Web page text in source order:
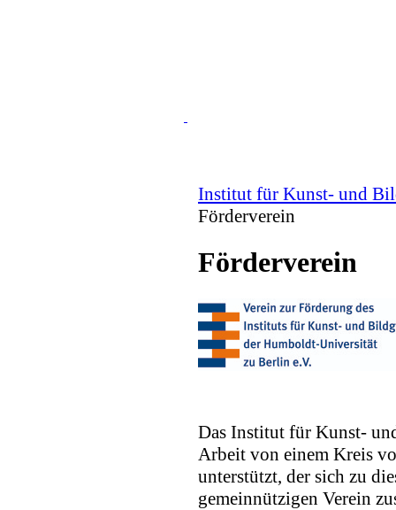
Institut für Kunst- und
Förderverein
Förderverein
Das Institut für Kunst-
Arbeit von einem Kreis
unterstützt, der sich zu
gemeinnützigen Verein